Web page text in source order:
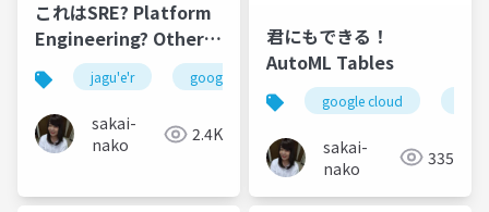
これはSRE? Platform
Engineering? Other?
～プロダクトと一緒に
SREの道を歩き始め
た、インフラエンジニ
アの現在地～
jagu'e'r google cloud
sakai-
nako
2.4K
君にもできる！
AutoML Tables
google cloud
sakai-
nako
335